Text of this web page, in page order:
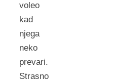
voleo
kad
njega
neko
prevari.
Strasno